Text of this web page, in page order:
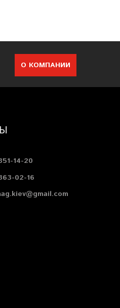
О КОМПАНИИ
14-20
02-16